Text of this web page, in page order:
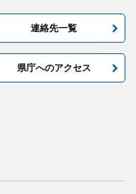
連絡先一覧
県庁へのアクセス